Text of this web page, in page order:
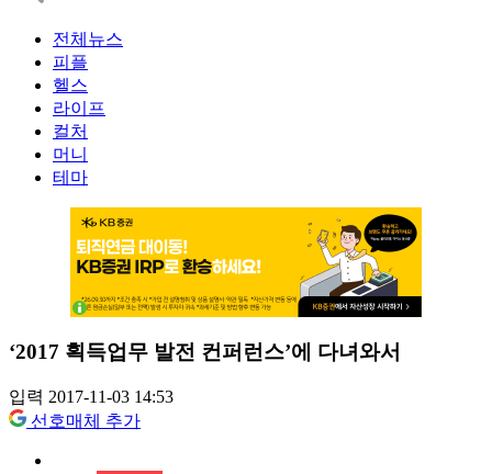
전체뉴스
피플
헬스
라이프
컬처
머니
테마
‘2017 획득업무 발전 컨퍼런스’에 다녀와서
입력 2017-11-03 14:53
선호매체 추가